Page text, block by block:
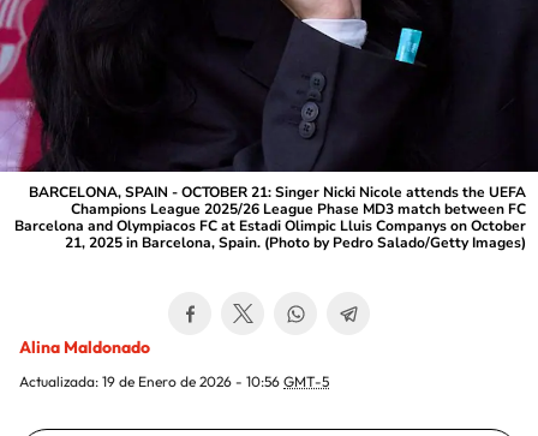
BARCELONA, SPAIN - OCTOBER 21: Singer Nicki Nicole attends the UEFA
Champions League 2025/26 League Phase MD3 match between FC
Barcelona and Olympiacos FC at Estadi Olimpic Lluis Companys on October
21, 2025 in Barcelona, Spain. (Photo by Pedro Salado/Getty Images)
Alina Maldonado
Actualizada: 19 de Enero de 2026 - 10:56 GMT-5